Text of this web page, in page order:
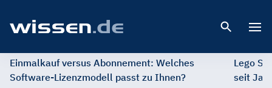
Einmalkauf versus Abonnement: Welches
Software-Lizenzmodell passt zu Ihnen?
Lego
seit